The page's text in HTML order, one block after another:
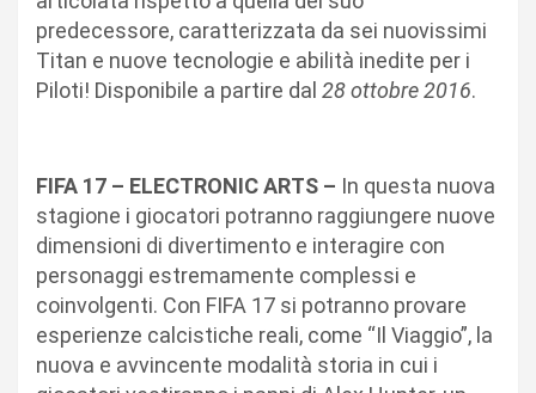
predecessore, caratterizzata da sei nuovissimi
Titan e nuove tecnologie e abilità inedite per i
Piloti! Disponibile a partire dal 28 ottobre 2016.
FIFA 17 – ELECTRONIC ARTS – In questa nuova
stagione i giocatori potranno raggiungere nuove
dimensioni di divertimento e interagire con
personaggi estremamente complessi e
coinvolgenti. Con FIFA 17 si potranno provare
esperienze calcistiche reali, come “Il Viaggio”, la
nuova e avvincente modalità storia in cui i